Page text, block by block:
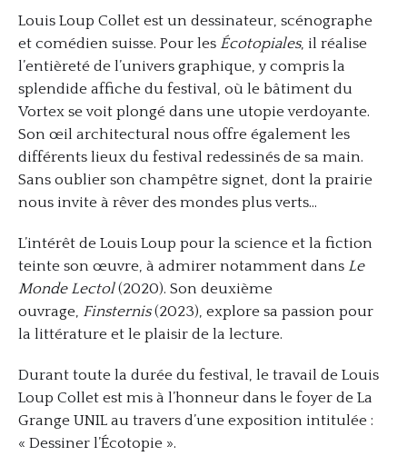
Louis Loup Collet est un dessinateur, scénographe
et comédien suisse. Pour les Écotopiales, il réalise
l’entièreté de l’univers graphique, y compris la
splendide affiche du festival, où le bâtiment du
Vortex se voit plongé dans une utopie verdoyante.
Son œil architectural nous offre également les
différents lieux du festival redessinés de sa main.
Sans oublier son champêtre signet, dont la prairie
nous invite à rêver des mondes plus verts…
L’intérêt de Louis Loup pour la science et la fiction
teinte son œuvre, à admirer notamment dans Le
Monde Lectol(2020). Son deuxième
ouvrage, Finsternis(2023), explore sa passion pour
la littérature et le plaisir de la lecture.
Durant toute la durée du festival, le travail de Louis
Loup Collet est mis à l’honneur dans le foyer de La
Grange UNIL au travers d’une exposition intitulée :
« Dessiner l’Écotopie ».